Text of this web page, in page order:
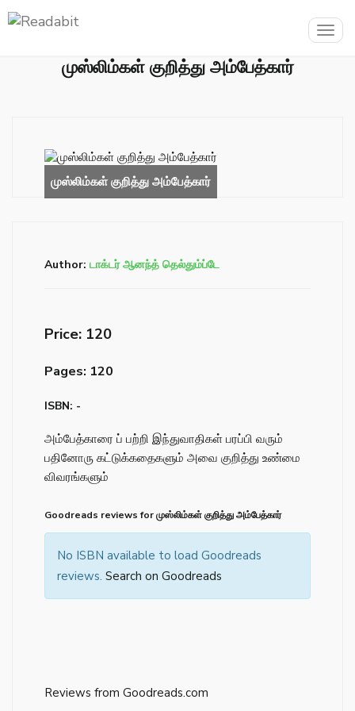
முஸ்லிம்கள் குறித்து அம்பேத்கார்
Author: டாக்டர் ஆனந்த் தெல்தும்ப்டே
Price: ₹120
Pages: 120
ISBN: -
அம்பேத்காரை ப் பற்றி இந்துவாதிகள் பரப்பி வரும்
பதினோரு கட்டுக்கதைகளும் அவை குறித்து உண்மை
விவரங்களும்
Goodreads reviews for முஸ்லிம்கள் குறித்து அம்பேத்கார்
No ISBN available to load Goodreads
reviews. Search on Goodreads
Reviews from Goodreads.com